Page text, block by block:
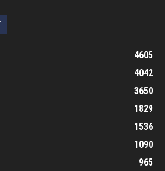
4605
4042
3650
1829
1536
1090
965